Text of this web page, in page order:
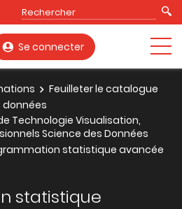
Se connecter
Feuilleter le catalogue
données
Technologie Visualisation,
Science des Données
statistique avancée
statistique